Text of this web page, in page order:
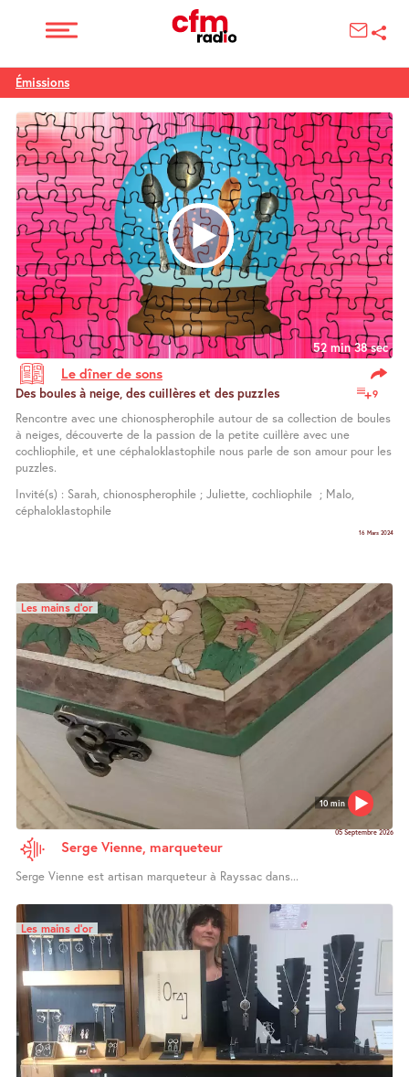
Émissions
52 min 38 sec
Le dîner de sons
9
Des boules à neige, des cuillères et des puzzles
Rencontre avec une chionospherophile autour de sa collection de boules
à neiges, découverte de la passion de la petite cuillère avec une
cochliophile, et une céphaloklastophile nous parle de son amour pour les
puzzles.
Invité(s) : Sarah, chionospherophile ; Juliette, cochliophile ; Malo,
céphaloklastophile
16 Mars 2024
10 min
Les mains d’or
05 Septembre 2026
Serge Vienne, marqueteur
Serge Vienne est artisan marqueteur à Rayssac dans...
Les mains d’or